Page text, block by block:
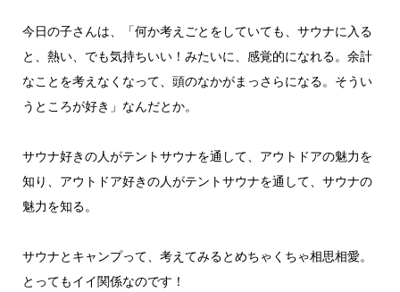
今日の子さんは、「何か考えごとをしていても、サウナに入る
と、熱い、でも気持ちいい！みたいに、感覚的になれる。余計
なことを考えなくなって、頭のなかがまっさらになる。そうい
うところが好き」なんだとか。
サウナ好きの人がテントサウナを通して、アウトドアの魅力を
知り、アウトドア好きの人がテントサウナを通して、サウナの
魅力を知る。
サウナとキャンプって、考えてみるとめちゃくちゃ相思相愛。
とってもイイ関係なのです！